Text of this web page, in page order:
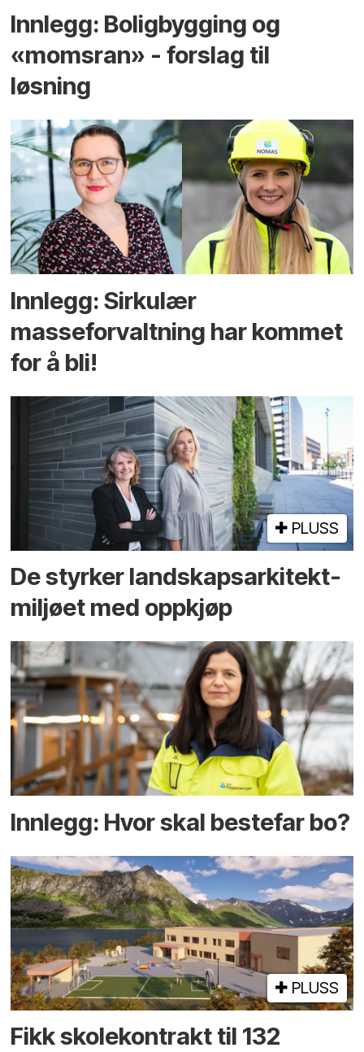
Innlegg: Boligbygging og
«momsran» - forslag til
løsning
Innlegg: Sirkulær
masseforvaltning har kommet
for å bli!
PLUSS
De styrker landskaps­arkitekt­
miljøet med oppkjøp
Innlegg: Hvor skal bestefar bo?
PLUSS
Fikk skole­kontrakt til 132